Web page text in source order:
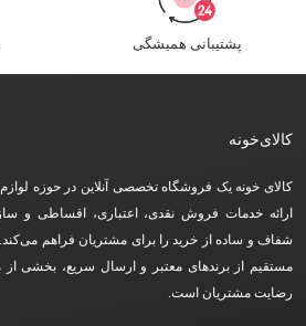
پشتیبانی همیشگی
کالای‌خونه
کالای خونه یک فروشگاه تخصصی آنلاین در حوزه
ارائه خدمات فروش نقدی، اعتباری، اقساطی و
شفاف و ساده از خرید را برای مشتریان فراهم می‌کند.
مستقیم از برندهای معتبر و ارسال سریع، بخشی
رضایت مشتریان است.